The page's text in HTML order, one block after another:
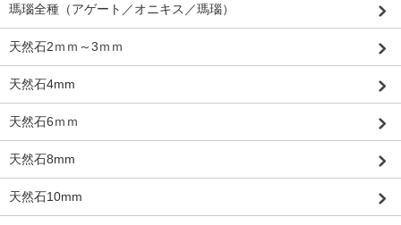
瑪瑙全種（アゲート／オニキス／瑪瑙）
天然石2ｍｍ～3ｍｍ
天然石4mm
天然石6ｍｍ
天然石8mm
天然石10mm